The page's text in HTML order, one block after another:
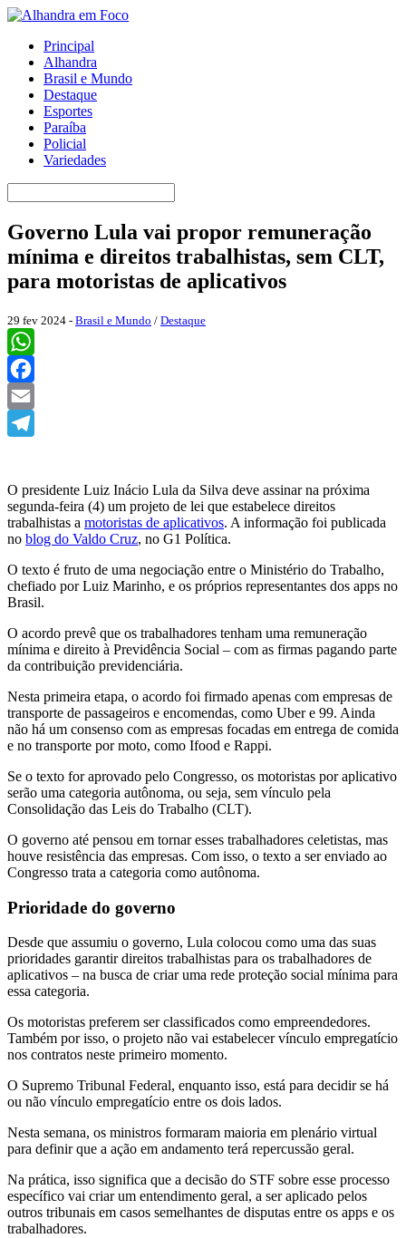
Principal
Alhandra
Brasil e Mundo
Destaque
Esportes
Paraíba
Policial
Variedades
Governo Lula vai propor remuneração
mínima e direitos trabalhistas, sem CLT,
para motoristas de aplicativos
29 fev 2024 - Brasil e Mundo / Destaque
WhatsApp
Facebook
Email
O presidente Luiz Inácio Lula da Silva deve assinar na próxima
segunda-feira (4) um projeto de lei que estabelece direitos
trabalhistas a motoristas de aplicativos. A informação foi publicada
no blog do Valdo Cruz, no G1 Política.
O texto é fruto de uma negociação entre o Ministério do Trabalho,
chefiado por Luiz Marinho, e os próprios representantes dos apps no
Brasil.
O acordo prevê que os trabalhadores tenham uma remuneração
mínima e direito à Previdência Social – com as firmas pagando parte
da contribuição previdenciária.
Nesta primeira etapa, o acordo foi firmado apenas com empresas de
transporte de passageiros e encomendas, como Uber e 99. Ainda
não há um consenso com as empresas focadas em entrega de comida
e no transporte por moto, como Ifood e Rappi.
Se o texto for aprovado pelo Congresso, os motoristas por aplicativo
serão uma categoria autônoma, ou seja, sem vínculo pela
Consolidação das Leis do Trabalho (CLT).
O governo até pensou em tornar esses trabalhadores celetistas, mas
houve resistência das empresas. Com isso, o texto a ser enviado ao
Congresso trata a categoria como autônoma.
Prioridade do governo
Desde que assumiu o governo, Lula colocou como uma das suas
prioridades garantir direitos trabalhistas para os trabalhadores de
aplicativos – na busca de criar uma rede proteção social mínima para
essa categoria.
Os motoristas preferem ser classificados como empreendedores.
Também por isso, o projeto não vai estabelecer vínculo empregatício
nos contratos neste primeiro momento.
O Supremo Tribunal Federal, enquanto isso, está para decidir se há
ou não vínculo empregatício entre os dois lados.
Nesta semana, os ministros formaram maioria em plenário virtual
para definir que a ação em andamento terá repercussão geral.
Na prática, isso significa que a decisão do STF sobre esse processo
específico vai criar um entendimento geral, a ser aplicado pelos
outros tribunais em casos semelhantes de disputas entre os apps e os
trabalhadores.